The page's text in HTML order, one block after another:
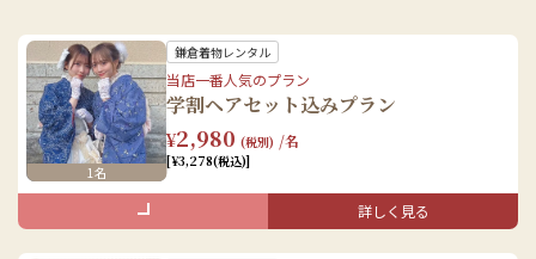
1名
鎌倉着物レンタル
当店一番人気のプラン
学割ヘアセット込みプラン
¥2,980 (税別) /名
[¥3,278(税込)]
詳しく見る